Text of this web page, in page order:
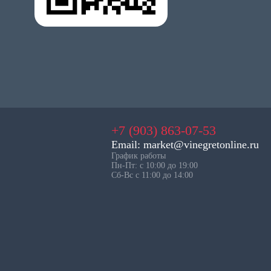
+7 (903) 863-07-53
Email: market@vinegretonline.ru
График работы
Пн-Пт: с 10:00 до 19:00
Сб-Вс с 11:00 до 14:00